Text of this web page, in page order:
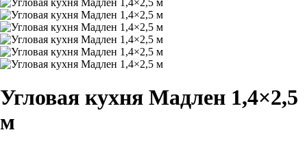
Угловая кухня Мадлен 1,4×2,5
м